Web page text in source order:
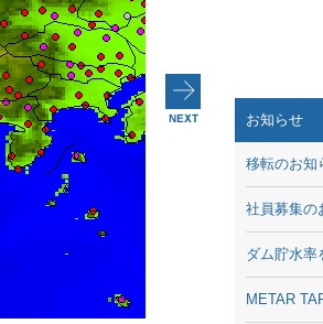
お知らせ
移転のお知
社員募集の
ダム貯水率
METAR